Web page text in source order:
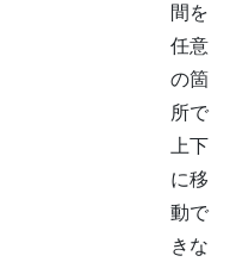
間を
任意
の箇
所で
上下
に移
動で
きな